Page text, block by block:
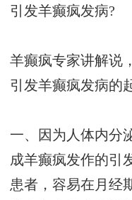
引发羊癫疯发病?
羊癫疯专家讲解说
引发羊癫疯发病的
一、因为人体内分
成羊癫疯发作的引
患者，容易在月经